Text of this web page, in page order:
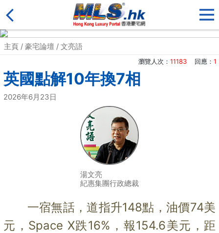
主頁 / 豪宅論壇 / 文亮語
瀏覽人次： 11183 回應： 1
英國點解10年換7相
2026年6月23日
湯文亮
紀惠集團行政總裁
一宿無話，道指升148點，油價74美
元，Space X跌16%，報154.6美元，距